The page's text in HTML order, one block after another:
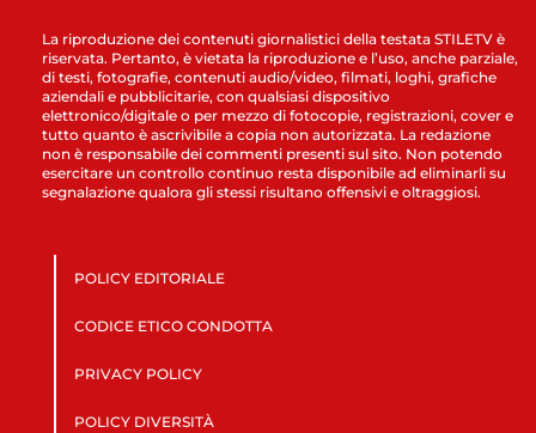
La riproduzione dei contenuti giornalistici della testata STILETV è
riservata. Pertanto, è vietata la riproduzione e l’uso, anche parziale,
di testi, fotografie, contenuti audio/video, filmati, loghi, grafiche
aziendali e pubblicitarie, con qualsiasi dispositivo
elettronico/digitale o per mezzo di fotocopie, registrazioni, cover e
tutto quanto è ascrivibile a copia non autorizzata. La redazione
non è responsabile dei commenti presenti sul sito. Non potendo
esercitare un controllo continuo resta disponibile ad eliminarli su
segnalazione qualora gli stessi risultano offensivi e oltraggiosi.
POLICY EDITORIALE
CODICE ETICO CONDOTTA
PRIVACY POLICY
POLICY DIVERSITÀ